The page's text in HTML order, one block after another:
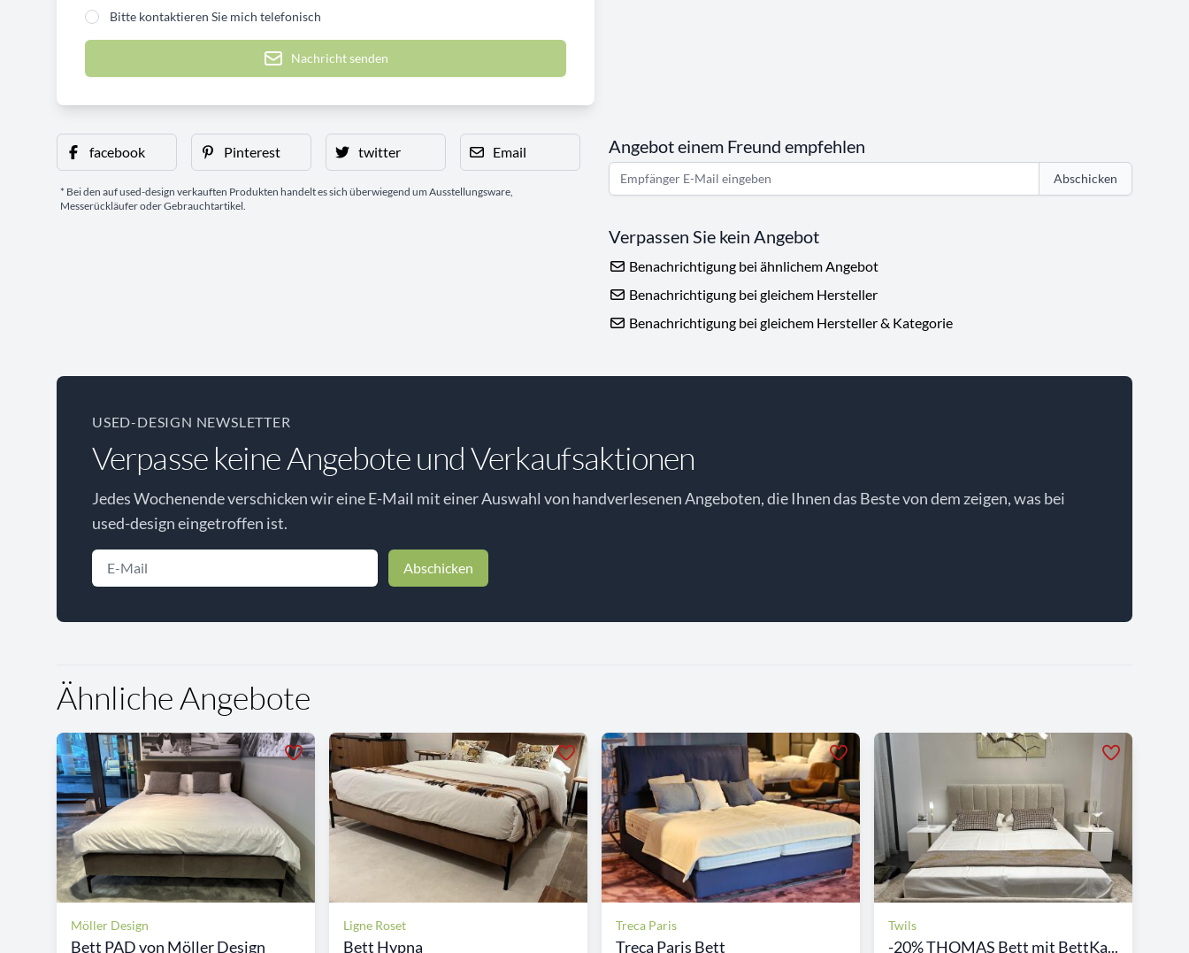
Bitte kontaktieren Sie mich telefonisch
Nachricht senden
facebook Pinterest twitter Email
* Bei den auf used-design verkauften Produkten handelt es sich überwiegend um Ausstellungsware,
Messerückläufer oder Gebrauchtartikel.
Angebot einem Freund empfehlen
Abschicken
Verpassen Sie kein Angebot
Benachrichtigung bei ähnlichem Angebot
Benachrichtigung bei gleichem Hersteller
Benachrichtigung bei gleichem Hersteller & Kategorie
USED-DESIGN NEWSLETTER
Verpasse keine Angebote und Verkaufsaktionen
Jedes Wochenende verschicken wir eine E-Mail mit einer Auswahl von handverlesenen Angeboten, die Ihnen das Beste von dem zeigen, was bei
used-design eingetroffen ist.
Abschicken
Ähnliche Angebote
Möller Design
Bett PAD von Möller Design
Ligne Roset
Bett Hypna
Treca Paris
Treca Paris Bett
Twils
-20% THOMAS Bett mit BettKa...